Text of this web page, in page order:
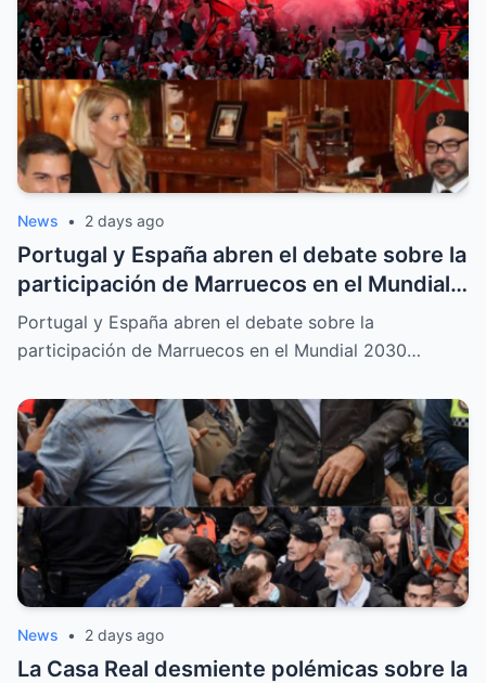
News • 2 days ago
Portugal y España abren el debate sobre la
participación de Marruecos en el Mundial
2030 tras la crisis de Ceuta
Portugal y España abren el debate sobre la
participación de Marruecos en el Mundial 2030…
News • 2 days ago
La Casa Real desmiente polémicas sobre la